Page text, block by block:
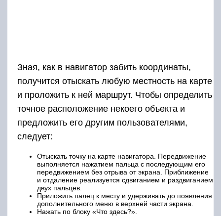
Зная, как в навигатор забить координаты,
получится отыскать любую местность на карте
и проложить к ней маршрут. Чтобы определить
точное расположение некоего объекта и
предложить его другим пользователями,
следует:
Отыскать точку на карте навигатора. Передвижение
выполняется нажатием пальца с последующим его
передвижением без отрыва от экрана. Приближение
и отдаление реализуется сдвиганием и раздвиганием
двух пальцев.
Приложить палец к месту и удерживать до появления
дополнительного меню в верхней части экрана.
Нажать по блоку «Что здесь?».